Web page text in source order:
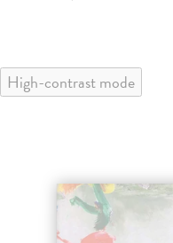
High-contrast mode